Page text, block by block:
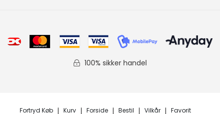
100% sikker handel
Fortryd Køb Kurv Forside Bestil Vilkår Favorit